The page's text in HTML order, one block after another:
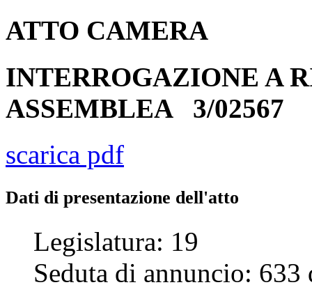
ATTO CAMERA
INTERROGAZIONE A
ASSEMBLEA 3/02567
scarica pdf
Dati di presentazione dell'atto
Legislatura: 19
Seduta di annuncio: 633